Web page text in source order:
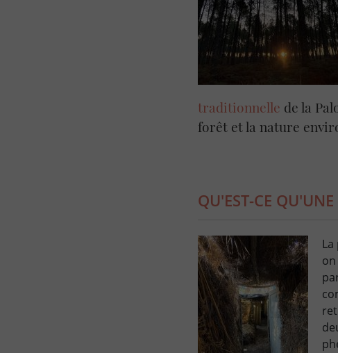
traditionnelle de la
forêt et la nature
QU'EST-CE